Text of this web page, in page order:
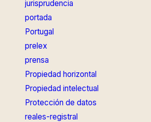
jurisprudencia
portada
Portugal
prelex
prensa
Propiedad horizontal
Propiedad intelectual
Protección de datos
reales-registral